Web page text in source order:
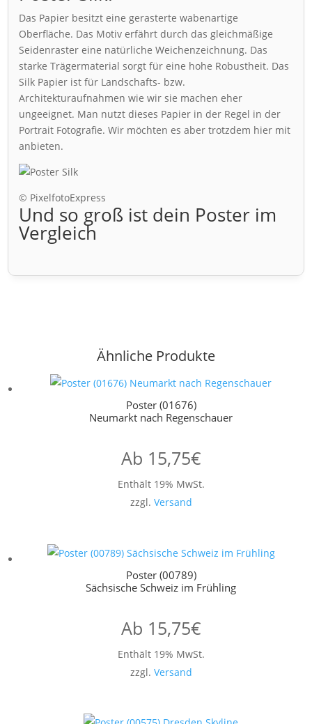
Das Papier besitzt eine gerasterte wabenartige
Oberfläche. Das Motiv erfährt durch das gleichmäßige
Seidenraster eine natürliche Weichenzeichnung. Das
starke Trägermaterial sorgt für eine hohe Robustheit. Das
Silk Papier ist für Landschafts- bzw.
Architekturaufnahmen wie wir sie machen eher
ungeeignet. Man nutzt dieses Papier in der Regel in der
Portrait Fotografie. Wir möchten es aber trotzdem hier mit
anbieten.
© PixelfotoExpress
Und so groß ist dein Poster im
Vergleich
Ähnliche Produkte
Poster (01676)
Neumarkt nach Regenschauer
Ab 15,75€
Enthält 19% MwSt.
zzgl. Versand
Poster (00789)
Sächsische Schweiz im Frühling
Ab 15,75€
Enthält 19% MwSt.
zzgl. Versand